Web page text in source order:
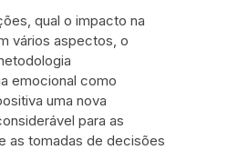
qual o impacto na
vários aspectos, o
emocional como
uma nova
para as
as tomadas de decisões